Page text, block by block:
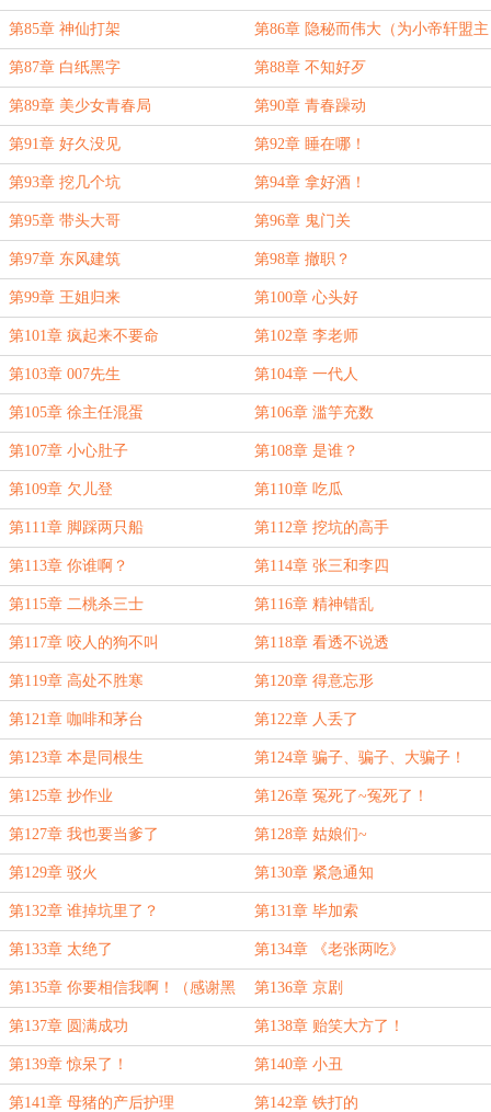
第85章 神仙打架 第86章 隐秘而伟大（为小帝轩盟主
加更）
第87章 白纸黑字 第88章 不知好歹
第89章 美少女青春局 第90章 青春躁动
第91章 好久没见 第92章 睡在哪！
第93章 挖几个坑 第94章 拿好酒！
第95章 带头大哥 第96章 鬼门关
第97章 东风建筑 第98章 撤职？
第99章 王姐归来 第100章 心头好
第101章 疯起来不要命 第102章 李老师
第103章 007先生 第104章 一代人
第105章 徐主任混蛋 第106章 滥竽充数
第107章 小心肚子 第108章 是谁？
第109章 欠儿登 第110章 吃瓜
第111章 脚踩两只船 第112章 挖坑的高手
第113章 你谁啊？ 第114章 张三和李四
第115章 二桃杀三士 第116章 精神错乱
第117章 咬人的狗不叫 第118章 看透不说透
第119章 高处不胜寒 第120章 得意忘形
第121章 咖啡和茅台 第122章 人丢了
第123章 本是同根生 第124章 骗子、骗子、大骗子！
第125章 抄作业 第126章 冤死了~冤死了！
第127章 我也要当爹了 第128章 姑娘们~
第129章 驳火 第130章 紧急通知
第132章 谁掉坑里了？ 第131章 毕加索
第133章 太绝了 第134章 《老张两吃》
第135章 你要相信我啊！（感谢黑
夜0522大佬打赏盟主，加更！）
第136章 京剧
第137章 圆满成功 第138章 贻笑大方了！
第139章 惊呆了！ 第140章 小丑
第141章 母猪的产后护理 第142章 铁打的